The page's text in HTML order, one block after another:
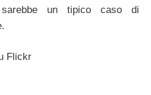
un tipico caso di
Flickr